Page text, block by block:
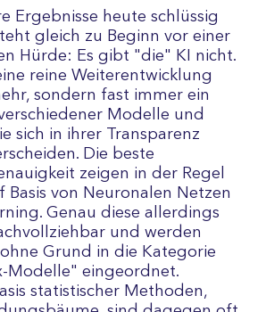
Ergebnisse heute schlüssig
gleich zu Beginn vor einer
Hürde: Es gibt "die" KI nicht.
reine Weiterentwicklung
sondern fast immer ein
Modelle und
sich in ihrer Transparenz
Die beste
zeigen in der Regel
Basis von Neuronalen Netzen
Genau diese allerdings
und werden
Grund in die Kategorie
Modelle" eingeordnet.
statistischer Methoden,